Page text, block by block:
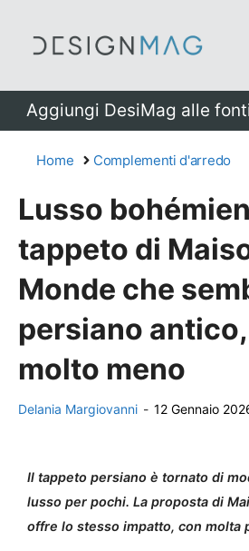
Aggiungi DesiMag alle
Home Complementi d'arredo
Lusso
tappeto di
Monde che
persiano
molto meno
Delania Margiovanni - 12 Gennaio
Il tappeto persiano è tornato di
lusso per pochi. La proposta di
offre lo stesso impatto, con molta